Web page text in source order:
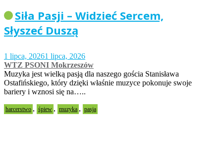
Siła Pasji – Widzieć Sercem,
Słyszeć Duszą
1 lipca, 20261 lipca, 2026
WTZ PSONI Mokrzeszów
Muzyka jest wielką pasją dla naszego gościa Stanisława
Ostafińskiego, który dzięki właśnie muzyce pokonuje swoje
bariery i wznosi się na…..
harcerstwo , śpiew , muzyka , pasja